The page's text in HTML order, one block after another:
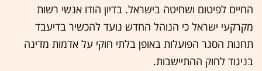
החיים לפיטום ושחיטה בישראל. בדיון הודו אנשי רשות
מקרקעי ישראל כי הנוהל החדש נועד להכשיר בדיעבד
תחנות הסגר הפועלות באופן בלתי חוקי על אדמות מדינה
בניגוד לחוק ההתיישבות.